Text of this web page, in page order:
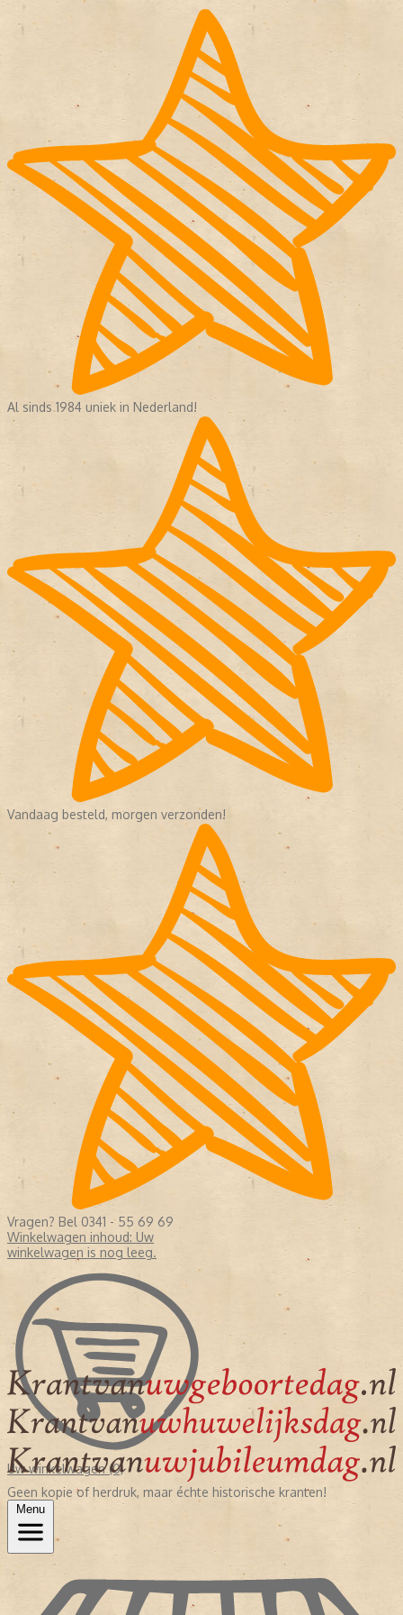
Al sinds 1984 uniek in Nederland!
Vandaag besteld, morgen verzonden!
Vragen? Bel 0341 - 55 69 69
Winkelwagen inhoud: Uw
winkelwagen is nog leeg.
Uw winkelwagen (0)
Geen kopie of herdruk, maar échte historische kranten!
Menu